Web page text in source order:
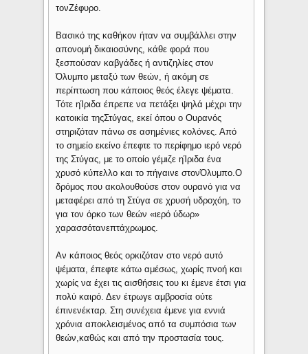
τονΖέφυρο.
Βασικό της καθήκον ήταν να συμβάλλει στην
απονομή δικαιοσύνης, κάθε φορά που
ξεσπούσαν καβγάδες ή αντιζηλίες στον
Όλυμπο μεταξύ των θεών, ή ακόμη σε
περίπτωση που κάποιος θεός έλεγε ψέματα.
Τότε ηΊριδα έπρεπε να πετάξει ψηλά μέχρι την
κατοικία τηςΣτύγας, εκεί όπου ο Ουρανός
στηριζόταν πάνω σε ασημένιες κολόνες. Από
το σημείο εκείνο έπεφτε το περίφημο ιερό νερό
της Στύγας, με το οποίο γέμιζε ηΊριδα ένα
χρυσό κύπελλο και το πήγαινε στονΌλυμπο.Ο
δρόμος που ακολουθούσε στον ουρανό για να
μεταφέρει από τη Στύγα σε χρυσή υδροχόη, το
για τον όρκο των θεών «ιερό ύδωρ»
χαρασσότανεπτάχρωμος.
Αν κάποιος θεός ορκιζόταν στο νερό αυτό
ψέματα, έπεφτε κάτω αμέσως, χωρίς πνοή και
χωρίς να έχει τις αισθήσεις του κι έμενε έτσι για
πολύ καιρό. Δεν έτρωγε αμβροσία ούτε
έπινενέκταρ. Στη συνέχεια έμενε για εννιά
χρόνια αποκλεισμένος από τα συμπόσια των
θεών,καθώς και από την προστασία τους.